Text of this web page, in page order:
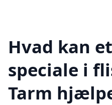
Hvad kan
speciale i
Tarm